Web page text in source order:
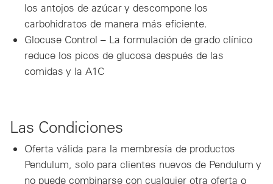
los antojos de azúcar y descompone los
carbohidratos de manera más eficiente.
Glocuse Control – La formulación de grado clínico
reduce los picos de glucosa después de las
comidas y la A1C
Las Condiciones
Oferta válida para la membresía de productos
Pendulum, solo para clientes nuevos de Pendulum y
no puede combinarse con cualquier otra oferta o